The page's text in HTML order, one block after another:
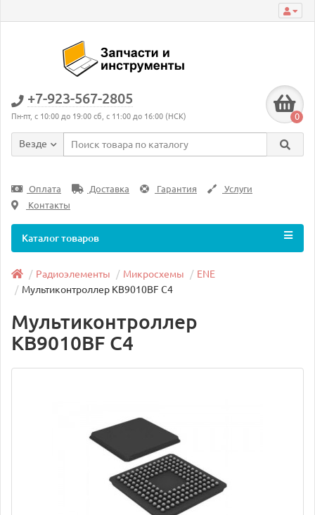
+7-923-567-2805
Пн-пт, с 10:00 до 19:00 сб, с 11:00 до 16:00 (НСК) 0
Везде
Оплата Доставка Гарантия
Услуги
Контакты
Каталог товаров
Радиоэлементы Микросхемы
ENE
Мультиконтроллер KB9010BF C4
Мультиконтроллер
KB9010BF C4